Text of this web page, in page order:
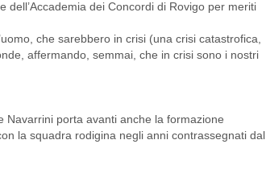
dei Concordi di Rovigo per meriti
che sarebbero in crisi (una crisi catastrofica,
affermando, semmai, che in crisi sono i nostri
porta avanti anche la formazione
la squadra rodigina negli anni contrassegnati dal